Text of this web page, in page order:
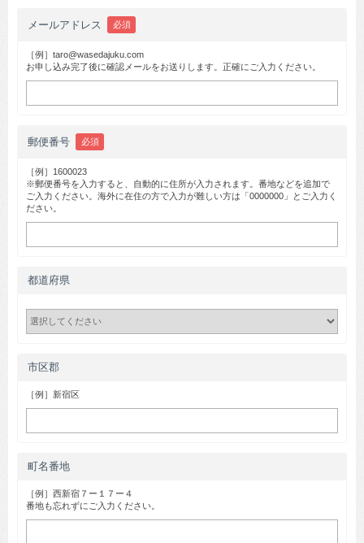
メールアドレス 必須
［例］taro@wasedajuku.com
お申し込み完了後に確認メールをお送りします。正確にご入力ください。
郵便番号 必須
［例］1600023
※郵便番号を入力すると、自動的に住所が入力されます。番地などを追加で
ご入力ください。海外に在住の方で入力が難しい方は「0000000」とご入力く
ださい。
都道府県
市区郡
［例］新宿区
町名番地
［例］西新宿７ー１７ー４
番地も忘れずにご入力ください。